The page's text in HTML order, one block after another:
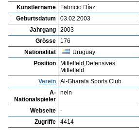
Künstlername
Fabricio Díaz
Geburtsdatum
03.02.2003
Jahrgang
2003
Grösse
176
Nationalität
Uruguay
Position
Mittelfeld,Defensives
Mittelfeld
Verein
Al-Gharafa Sports Club
A-
Nationalspieler
nein
Webseite
-
Zugriffe
4414